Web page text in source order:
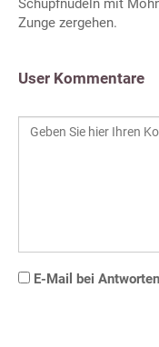
Schupfnudeln mit
Zunge zergehen.
User Kommentare
E-Mail bei